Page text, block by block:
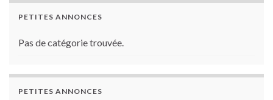
PETITES ANNONCES
Pas de catégorie trouvée.
PETITES ANNONCES